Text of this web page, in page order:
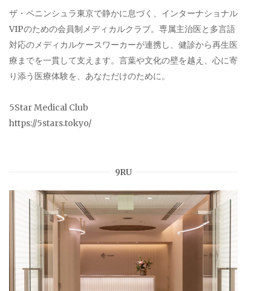
ザ・ペニンシュラ東京で静かに息づく、インターナショナル
VIPのための会員制メディカルクラブ。専属主治医と多言語
対応のメディカルケースワーカーが連携し、健診から再生医
療までを一貫して支えます。言葉や文化の壁を越え、心に寄
り添う医療体験を、あなただけのために。
5Star Medical Club
https://5stars.tokyo/
9RU